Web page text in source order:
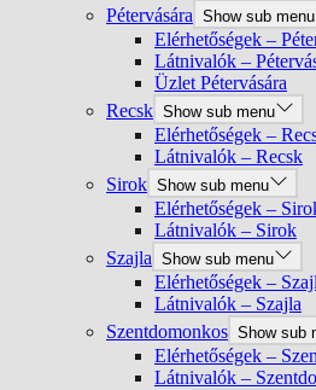
Pétervására Show sub menu
Elérhetőségek –
Látnivalók –
Üzlet Pétervására
Recsk Show sub menu
Elérhetőségek –
Látnivalók – Recsk
Sirok Show sub menu
Elérhetőségek –
Látnivalók – Sirok
Szajla Show sub menu
Elérhetőségek –
Látnivalók – Szajla
Szentdomonkos Show sub
Elérhetőségek –
Látnivalók –